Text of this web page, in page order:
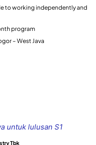
to working independently and
program
– West Java
untuk lulusan S1
Tbk